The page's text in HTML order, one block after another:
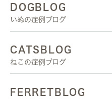
DOGBLOG
いぬの症例ブログ
CATSBLOG
ねこの症例ブログ
FERRETBLOG